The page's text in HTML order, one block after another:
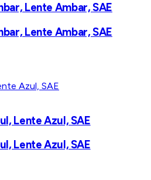
Lente Ambar, SAE
Lente Ambar, SAE
Lente Azul, SAE
Lente Azul, SAE